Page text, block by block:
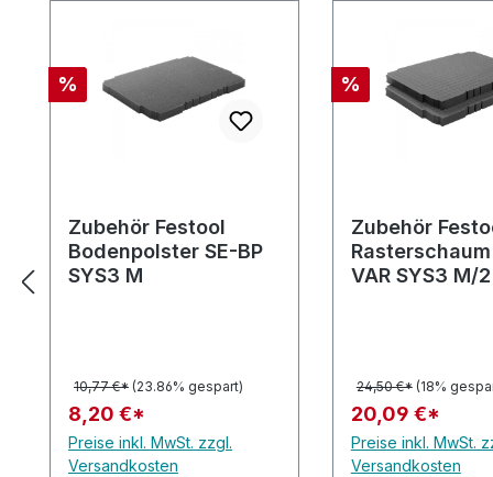
Rabatt
%
Zubehör Festool
Bodenpolster SE-BP
SYS3 M
10,77 €* (23.86% gespart)
8,20 €*
Preise inkl. MwSt. zzgl.
Versandkosten
Rabatt
%
Zubehör
Rasterschaum
VAR SYS3 M/2
24,50 €* (18%
20,09 €*
Preise inkl. MwSt.
Versandkosten